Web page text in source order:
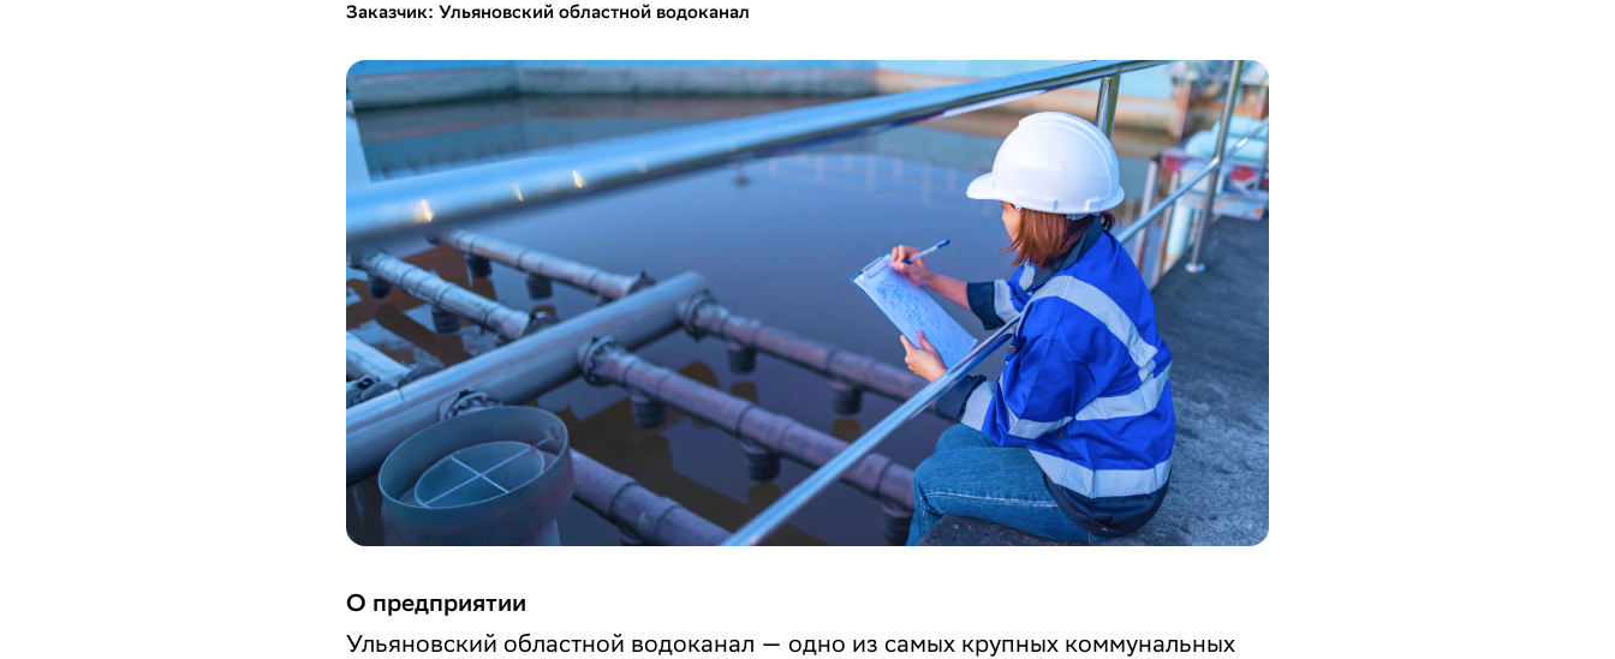
Заказчик: Ульяновский областной водоканал
О предприятии
Ульяновский областной водоканал — одно из самых крупных коммунальных